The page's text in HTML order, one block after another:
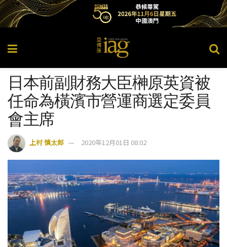
日本前副財務大臣榊原英資被
任命為橫濱市營運商選定委員
會主席
上村 慎太郎 2020年12月01日 08:02